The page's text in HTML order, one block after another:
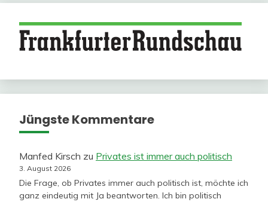
Jüngste Kommentare
Manfed Kirsch zu Privates ist immer auch politisch
3. August 2026
Die Frage, ob Privates immer auch politisch ist, möchte ich
ganz eindeutig mit Ja beantworten. Ich bin politisch